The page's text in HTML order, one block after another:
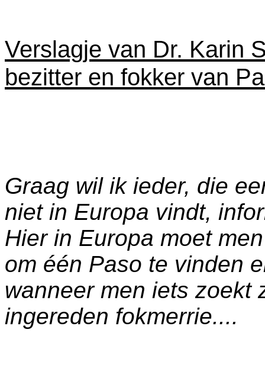
Verslagje van Dr. Karin
bezitter en fokker van
Graag wil ik ieder, die
niet in Europa vindt,
Hier in Europa moet
om één Paso te vinden
wanneer men iets zoekt
ingereden fokmerrie....